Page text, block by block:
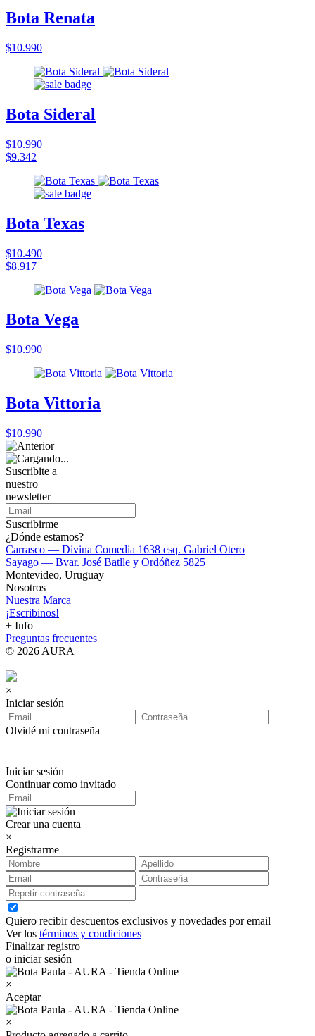
Bota Renata
$10.990
Bota Sideral
$10.990
$9.342
Bota Texas
$10.490
$8.917
Bota Vega
$10.990
Bota Vittoria
$10.990
Suscribite a
nuestro
newsletter
Suscribirme
¿Dónde estamos?
Carrasco — Divina Comedia 1638 esq. Gabriel Otero
Sayago — Bvar. José Batlle y Ordóñez 5825
Montevideo, Uruguay
Nosotros
Nuestra Marca
¡Escribinos!
+ Info
Preguntas frecuentes
© 2026 AURA
×
Iniciar sesión
Olvidé mi contraseña
Iniciar sesión
Continuar como invitado
Crear una cuenta
×
Registrarme
Quiero recibir descuentos exclusivos y novedades por email
Ver los términos y condiciones
Finalizar registro
o iniciar sesión
×
Aceptar
×